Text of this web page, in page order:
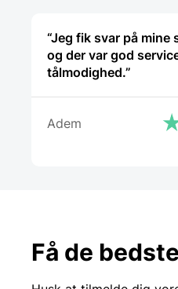
“Jeg fik svar på mine
og der var god
tålmodighed.”
Adem
Få de